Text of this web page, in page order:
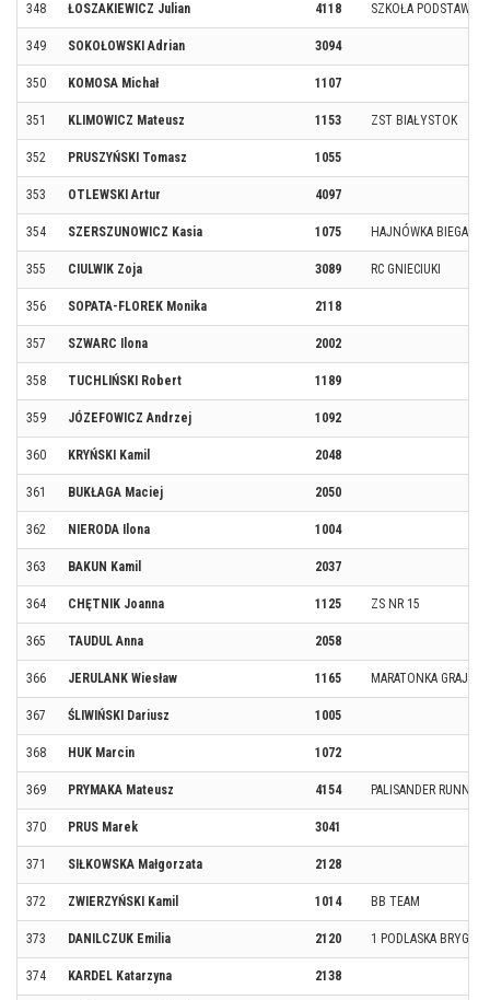
348 ŁOSZAKIEWICZ Julian 4118 SZKOŁA
349 SOKOŁOWSKI Adrian 3094
350 KOMOSA Michał 1107
351 KLIMOWICZ Mateusz 1153 ZST BIAŁYSTOK
352 PRUSZYŃSKI Tomasz 1055
353 OTLEWSKI Artur 4097
354 SZERSZUNOWICZ Kasia 1075 HAJNÓWKA BIEGA
355 CIULWIK Zoja 3089 RC GNIECIUKI
356 SOPATA-FLOREK Monika 2118
357 SZWARC Ilona 2002
358 TUCHLIŃSKI Robert 1189
359 JÓZEFOWICZ Andrzej 1092
360 KRYŃSKI Kamil 2048
361 BUKŁAGA Maciej 2050
362 NIERODA Ilona 1004
363 BAKUN Kamil 2037
364 CHĘTNIK Joanna 1125 ZS NR 15
365 TAUDUL Anna 2058
366 JERULANK Wiesław 1165 MARATONKA
367 ŚLIWIŃSKI Dariusz 1005
368 HUK Marcin 1072
369 PRYMAKA Mateusz 4154 PALISANDER
370 PRUS Marek 3041
371 SIŁKOWSKA Małgorzata 2128
372 ZWIERZYŃSKI Kamil 1014 BB TEAM
373 DANILCZUK Emilia 2120 1 PODLASKA
374 KARDEL Katarzyna 2138